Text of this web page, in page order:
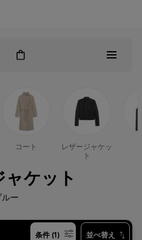
コート
レザージャケッ
ト
ケット
ルー
条件 (1) 並べ替え